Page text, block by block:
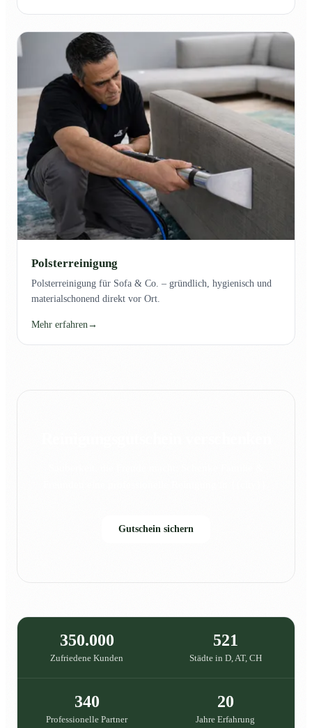
Polsterreinigung
Polsterreinigung für Sofa & Co. – gründlich, hygienisch und
materialschonend direkt vor Ort.
Mehr erfahren→
Gutschein sichern
350.000
Zufriedene Kunden
521
Städte in D, AT, CH
340
Professionelle Partner
20
Jahre Erfahrung